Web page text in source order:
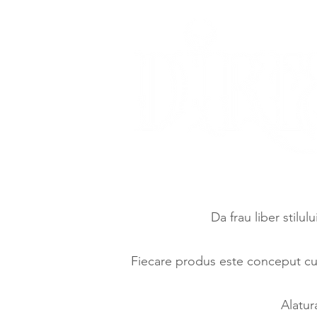
Da frau liber
Fiecare produs este conceput